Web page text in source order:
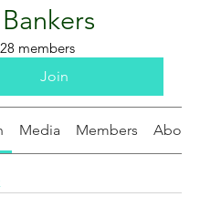
members
Join
Media Members About